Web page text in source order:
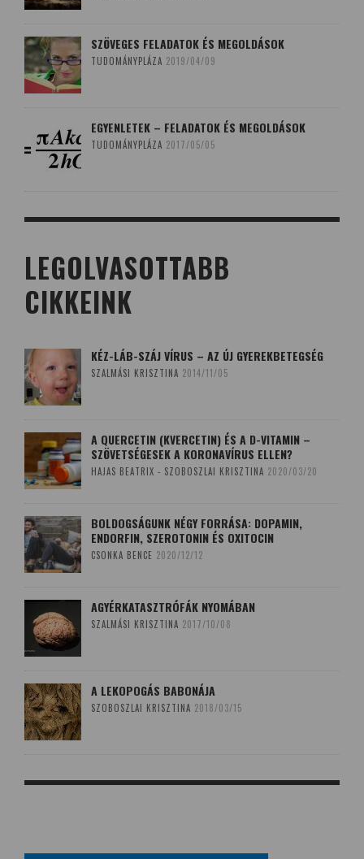
SZÖVEGES FELADATOK ÉS MEGOLDÁSOK
TUDOMÁNYPLÁZA 2019/04/09
EGYENLETEK – FELADATOK ÉS MEGOLDÁSOK
TUDOMÁNYPLÁZA 2017/05/05
LEGOLVASOTTABB
CIKKEINK
KÉZ-LÁB-SZÁJ VÍRUS – AZ ÚJ GYEREKBETEGSÉG
SZALMÁSI KRISZTINA 2014/11/05
A QUERCETIN (KVERCETIN) ÉS A D-VITAMIN –
SZÖVETSÉGESEK A KORONAVÍRUS ELLEN?
HAJAS BEATRIX - SZOBOSZLAI KRISZTINA 2020/03/20
BOLDOGSÁGUNK NÉGY FORRÁSA: DOPAMIN,
ENDORFIN, SZEROTONIN ÉS OXITOCIN
CSONKA BENCE 2020/12/12
AGYÉRKATASZTRÓFÁK NYOMÁBAN
SZALMÁSI KRISZTINA 2017/10/08
A LEKOPOGÁS BABONÁJA
SZOBOSZLAI KRISZTINA 2018/03/15